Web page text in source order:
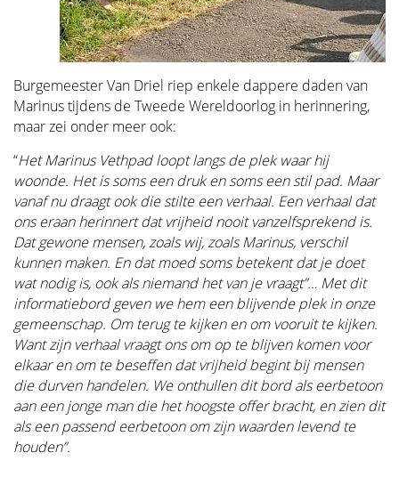
Burgemeester Van Driel riep enkele dappere daden van
Marinus tijdens de Tweede Wereldoorlog in herinnering,
maar zei onder meer ook:
“Het Marinus Vethpad loopt langs de plek waar hij
woonde. Het is soms een druk en soms een stil pad. Maar
vanaf nu draagt ook die stilte een verhaal. Een verhaal dat
ons eraan herinnert dat vrijheid nooit vanzelfsprekend is.
Dat gewone mensen, zoals wij, zoals Marinus, verschil
kunnen maken. En dat moed soms betekent dat je doet
wat nodig is, ook als niemand het van je vraagt”… Met dit
informatiebord geven we hem een blijvende plek in onze
gemeenschap. Om terug te kijken en om vooruit te kijken.
Want zijn verhaal vraagt ons om op te blijven komen voor
elkaar en om te beseffen dat vrijheid begint bij mensen
die durven handelen. We onthullen dit bord als eerbetoon
aan een jonge man die het hoogste offer bracht, en zien dit
als een passend eerbetoon om zijn waarden levend te
houden”.